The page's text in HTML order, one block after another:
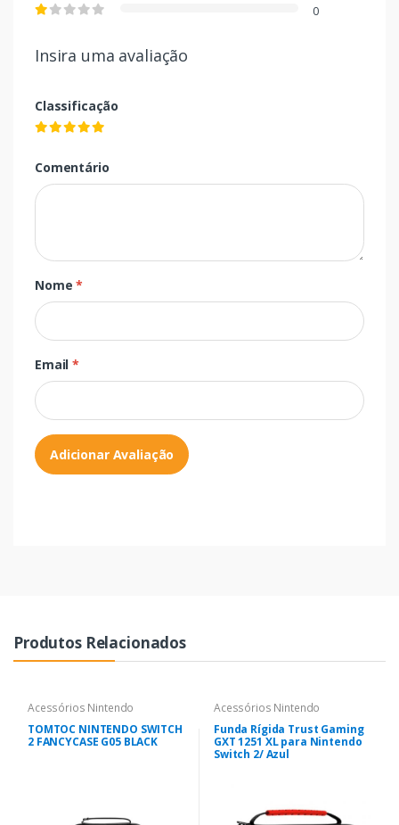
0
Insira uma avaliação
Classificação
Comentário
Nome*
Email*
Adicionar Avaliação
Produtos Relacionados
Acessórios Nintendo
TOMTOC NINTENDO SWITCH
2 FANCYCASE G05 BLACK
Acessórios Nintendo
Funda Rígida Trust Gaming
GXT 1251 XL para Nintendo
Switch 2/ Azul